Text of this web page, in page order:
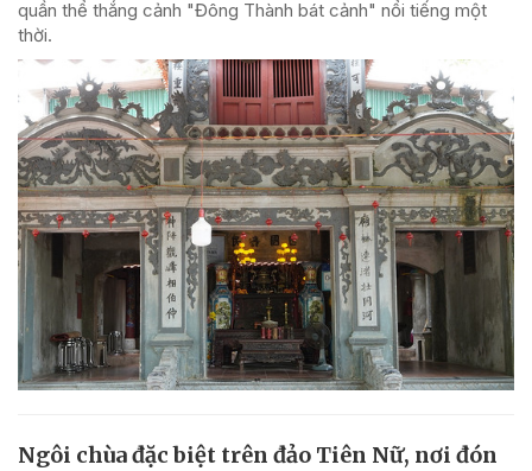
quần thể thắng cảnh "Đông Thành bát cảnh" nổi tiếng một
thời.
Ngôi chùa đặc biệt trên đảo Tiên Nữ, nơi đón